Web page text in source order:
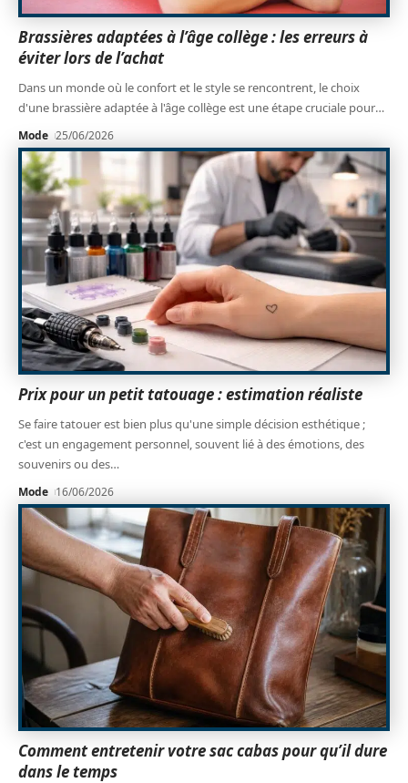
Brassières adaptées à l’âge collège : les erreurs à
éviter lors de l’achat
Dans un monde où le confort et le style se rencontrent, le choix
d'une brassière adaptée à l'âge collège est une étape cruciale pour…
Mode 25/06/2026
Prix pour un petit tatouage : estimation réaliste
Se faire tatouer est bien plus qu'une simple décision esthétique ;
c'est un engagement personnel, souvent lié à des émotions, des
souvenirs ou des…
Mode 16/06/2026
Comment entretenir votre sac cabas pour qu’il dure
dans le temps